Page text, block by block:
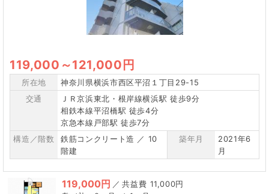
119,000 ～121,000円
所在地
神奈川県横浜市西区平沼１丁目29-15
交通
ＪＲ京浜東北・根岸線横浜駅 徒歩9分
相鉄本線平沼橋駅 徒歩4分
京急本線戸部駅 徒歩7分
構造／階数
鉄筋コンクリート造 ／ 10
階建
築年月
2021年6
月
119,000円 ／
11,000円